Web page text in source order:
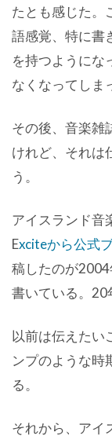
たとも感じた。
語感覚、特に書
を持つようにな
なくなってしま
その後、音楽雑
けれど、それは
う。
アイスランド音
Exciteから公式
稿したのが
書いている。20
以前は伝えたい
ンプのような時
る。
それから、アイ